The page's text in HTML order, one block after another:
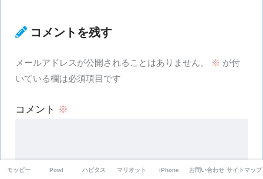
コメントを残す
メールアドレスが公開されることはありません。 ※ が付
いている欄は必須項目です
コメント ※
モッピー Powl ハピタス マリオット iPhone お問い合わせ サイトマップ